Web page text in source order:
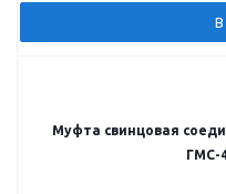
В
Муфта свинцовая
ГМС-